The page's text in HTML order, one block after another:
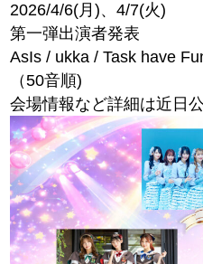
2026/4/6(月)、4/7(火)
第一弾出演者発表
AsIs / ukka / Task have
（50音順)
会場情報など詳細は近日